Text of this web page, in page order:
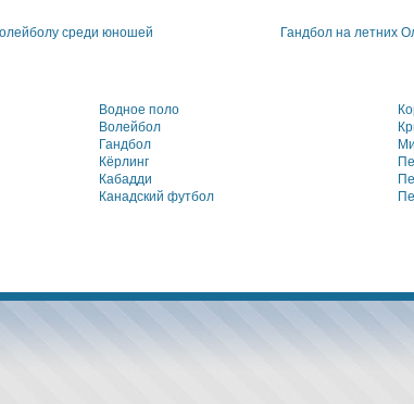
среди юношей Гандбол на летних
Водное поло
Волейбол
Гандбол
Кёрлинг
Кабадди
Канадский футбол